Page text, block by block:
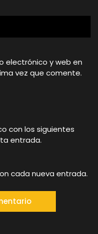
electrónico y web en
vez que comente.
con los siguientes
entrada.
cada nueva entrada.